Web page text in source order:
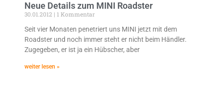
Neue Details zum MINI Roadster
30.01.2012
1 Kommentar
Seit vier Monaten penetriert uns MINI jetzt mit dem
Roadster und noch immer steht er nicht beim Händler.
Zugegeben, er ist ja ein Hübscher, aber
weiter lesen »